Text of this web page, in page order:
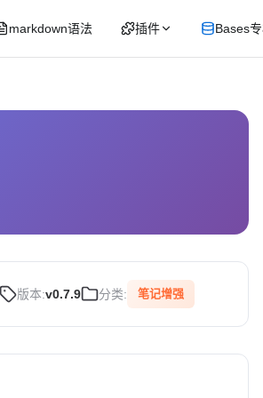
markdown语法 插件 Bases
版本:v0.7.9 分类: 笔记增强